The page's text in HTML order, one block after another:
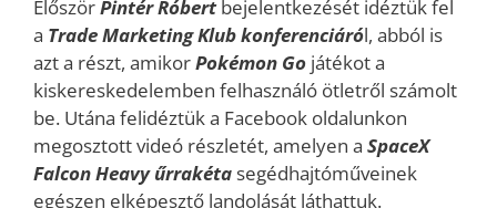
ElőszörPintér Róbertbejelentkezését idéztük fel
a Trade Marketing Klub konferenciáról, abból is
azt a részt, amikorPokémon Go játékot a
kiskereskedelemben felhasználó ötletről számolt
be. Utána felidéztük a Facebook oldalunkon
megosztott videó részletét, amelyen a SpaceX
Falcon Heavy űrrakéta segédhajtóműveinek
egészen elképesztő landolását láthattuk.